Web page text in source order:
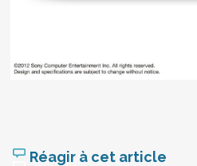
Réagir à cet article